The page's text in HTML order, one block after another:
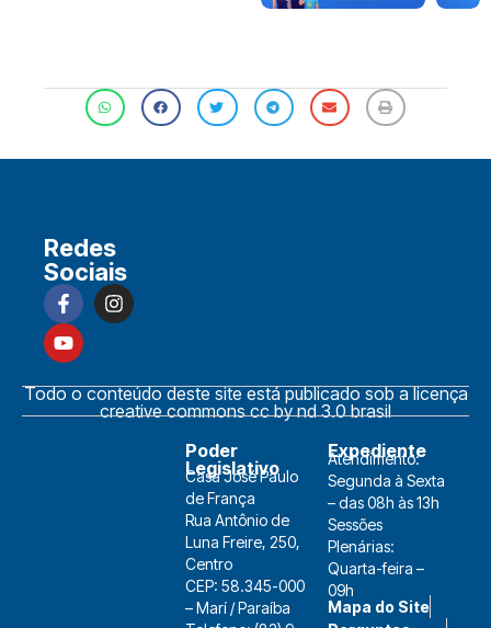
Redes
Sociais
Todo o conteúdo deste site está publicado sob a licença
creative commons cc by nd 3.0 brasil
Poder
Legislativo
Casa José Paulo
de França
Rua Antônio de
Luna Freire, 250,
Centro
CEP: 58.345-000
– Marí / Paraíba
Expediente
Atendimento:
Segunda à Sexta
– das 08h às 13h
Sessões
Plenárias:
Quarta-feira –
09h
Mapa do Site